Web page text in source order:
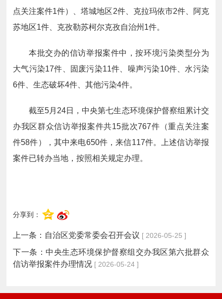
点关注案件1件）、塔城地区2件、克拉玛依市2件、阿克
苏地区1件、克孜勒苏柯尔克孜自治州1件。
本批交办的信访举报案件中，按环境污染类型分为
大气污染17件、固废污染11件、噪声污染10件、水污染
6件、生态破坏4件、其他污染4件。
截至5月24日，中央第七生态环境保护督察组累计交
办我区群众信访举报案件共15批次767件（重点关注案
件58件），其中来电650件，来信117件。上述信访举报
案件已转办当地，按照相关规定办理。
分享到：
上一条： 自治区党委常委会召开会议 [ 2026-05-25 ]
下一条： 中央生态环境保护督察组交办我区第六批群众
信访举报案件办理情况 [ 2026-05-24 ]